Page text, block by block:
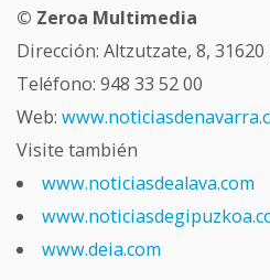
© Zeroa Multimedia
Dirección: Altzutzate, 8,
Teléfono: 948 33 52 00
Web:
Visite también
www.noticiasdealava.com
www.deia.com